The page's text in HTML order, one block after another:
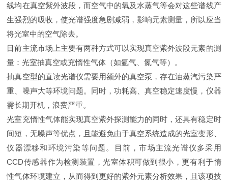
线均在真空紫外波段，而空气中的氧及水蒸气等会对这些谱线产
生强烈的吸收，使光谱强度急剧减弱，影响元素测量，所以应当
将光室中的空气除去。
目前主流市场上主要有两种方式可以实现真空紫外波段元素的测
量：光室抽真空或充惰性气体（如氩气、氮气等）。
抽真空型的直读光谱仪需要用额外的真空泵，存在油蒸汽污染严
重、噪声大等环境问题。同时，功耗高、真空稳定速度慢，仪器
需长期开机，浪费严重。
光室充惰性气体能实现真空紫外探测能力的同时，还具有稳定时
间短，无噪声等优点，且能避免由于真空系统造成的光室变形、
仪器漂移和环境污染等问题。目前，市场主流光谱仪多采用
CCD传感器作为检测装置，光室体积可做到很小，更有利于惰
性气体环境建立，从而得到更好的紫外元素分析效果，且该项技